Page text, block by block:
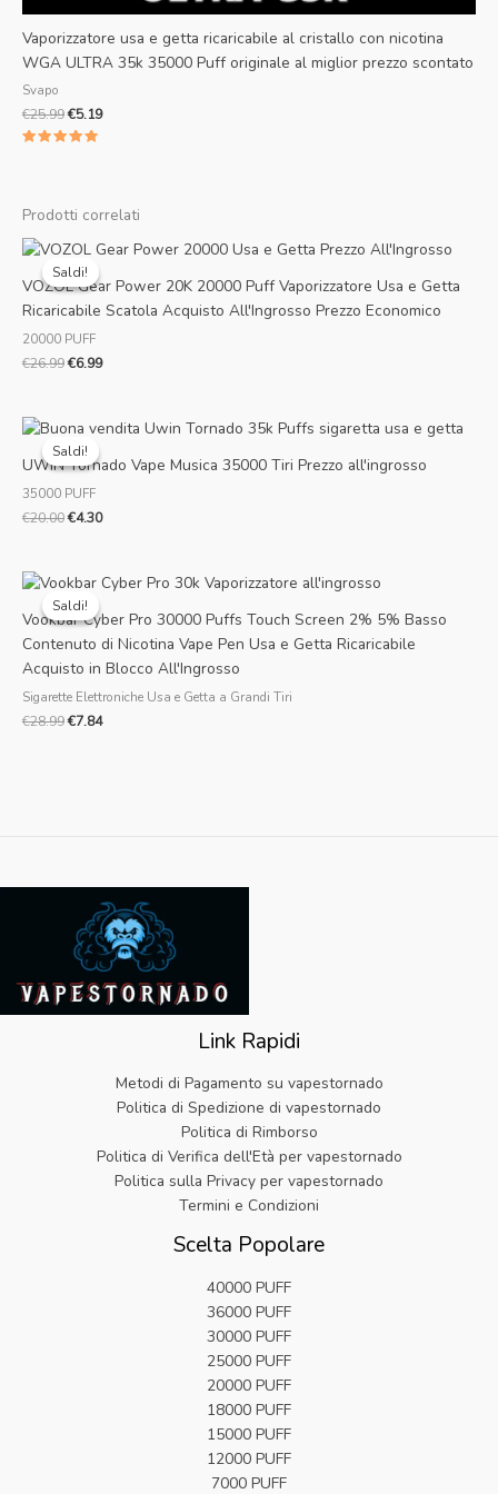
Vaporizzatore usa e getta ricaricabile al cristallo con nicotina
WGA ULTRA 35k 35000 Puff originale al miglior prezzo scontato
Svapo
€25.99€5.19
Prodotti correlati
Saldi!
Saldi!
VOZOL Gear Power 20K 20000 Puff Vaporizzatore Usa e Getta
Ricaricabile Scatola Acquisto All'Ingrosso Prezzo Economico
20000 PUFF
€26.99
Il
prezzo
originale
€26.99.
€6.99
Il
attuale
€6.99.
Saldi!
Saldi!
UWIN Tornado Vape Musica 35000 Tiri Prezzo all'ingrosso
35000 PUFF
€20.00
Il
prezzo
originale
€20.00.
€4.30
Il
attuale
Saldi!
Saldi!
Vookbar Cyber Pro 30000 Puffs Touch Screen 2% 5% Basso
Contenuto di Nicotina Vape Pen Usa e Getta Ricaricabile
Acquisto in Blocco All'Ingrosso
Sigarette Elettroniche Usa e Getta a Grandi Tiri
€28.99
Il
prezzo
originale
€28.99.
€7.84
Il
prezzo
attuale
€7.84.
Link Rapidi
Metodi di Pagamento su vapestornado
Politica di Spedizione di vapestornado
Politica di Rimborso
Politica di Verifica dell'Età per vapestornado
Politica sulla Privacy per vapestornado
Termini e Condizioni
Scelta Popolare
40000 PUFF
36000 PUFF
30000 PUFF
25000 PUFF
20000 PUFF
18000 PUFF
15000 PUFF
12000 PUFF
7000 PUFF